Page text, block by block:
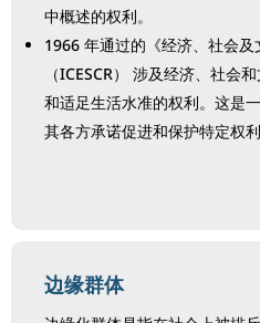
中概述的权利。
1966 年通过的《经济、社会及
（ICESCR） 涉及经济、社会
和适足生活水准的权利。这是
其各方承诺促进和保护特定权利
边缘群体